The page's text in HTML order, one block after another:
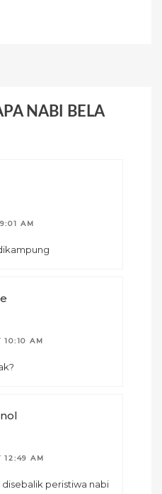
NABI BELA
AM
10:10 AM
12:49 AM
peristiwa nabi